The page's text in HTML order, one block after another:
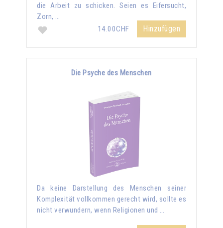
die Arbeit zu schicken. Seien es Eifersucht,
Zorn, …
14.00CHF
Hinzufügen
Die Psyche des Menschen
Da keine Darstellung des Menschen seiner
Komplexität vollkommen gerecht wird, sollte es
nicht verwundern, wenn Religionen und …